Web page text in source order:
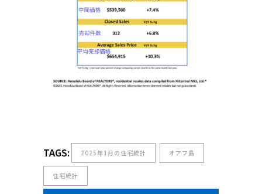
TAGS: 2025年1月の住宅統計 オアフ島
住宅統計